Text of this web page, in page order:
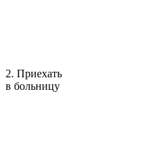
2. Приехать
в больницу